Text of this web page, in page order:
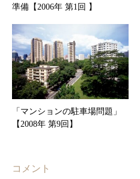
準備【2006年 第1回 】
「マンションの駐車場問題」
【2008年 第9回】
コメント